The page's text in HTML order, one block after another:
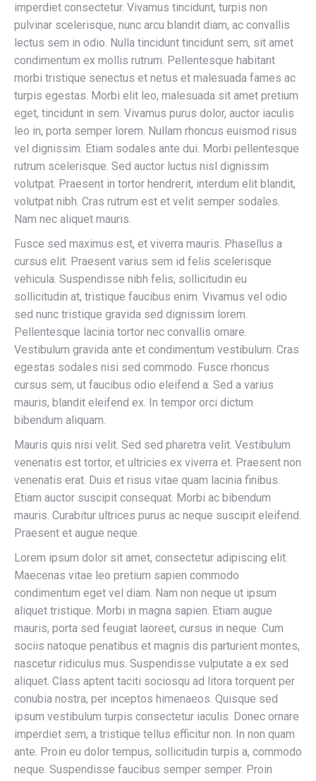
imperdiet consectetur. Vivamus tincidunt, turpis non
pulvinar scelerisque, nunc arcu blandit diam, ac convallis
lectus sem in odio. Nulla tincidunt tincidunt sem, sit amet
condimentum ex mollis rutrum. Pellentesque habitant
morbi tristique senectus et netus et malesuada fames ac
turpis egestas. Morbi elit leo, malesuada sit amet pretium
eget, tincidunt in sem. Vivamus purus dolor, auctor iaculis
leo in, porta semper lorem. Nullam rhoncus euismod risus
vel dignissim. Etiam sodales ante dui. Morbi pellentesque
rutrum scelerisque. Sed auctor luctus nisl dignissim
volutpat. Praesent in tortor hendrerit, interdum elit blandit,
volutpat nibh. Cras rutrum est et velit semper sodales.
Nam nec aliquet mauris.
Fusce sed maximus est, et viverra mauris. Phasellus a
cursus elit. Praesent varius sem id felis scelerisque
vehicula. Suspendisse nibh felis, sollicitudin eu
sollicitudin at, tristique faucibus enim. Vivamus vel odio
sed nunc tristique gravida sed dignissim lorem.
Pellentesque lacinia tortor nec convallis ornare.
Vestibulum gravida ante et condimentum vestibulum. Cras
egestas sodales nisi sed commodo. Fusce rhoncus
cursus sem, ut faucibus odio eleifend a. Sed a varius
mauris, blandit eleifend ex. In tempor orci dictum
bibendum aliquam.
Mauris quis nisi velit. Sed sed pharetra velit. Vestibulum
venenatis est tortor, et ultricies ex viverra et. Praesent non
venenatis erat. Duis et risus vitae quam lacinia finibus.
Etiam auctor suscipit consequat. Morbi ac bibendum
mauris. Curabitur ultrices purus ac neque suscipit eleifend.
Praesent et augue neque.
Lorem ipsum dolor sit amet, consectetur adipiscing elit.
Maecenas vitae leo pretium sapien commodo
condimentum eget vel diam. Nam non neque ut ipsum
aliquet tristique. Morbi in magna sapien. Etiam augue
mauris, porta sed feugiat laoreet, cursus in neque. Cum
sociis natoque penatibus et magnis dis parturient montes,
nascetur ridiculus mus. Suspendisse vulputate a ex sed
aliquet. Class aptent taciti sociosqu ad litora torquent per
conubia nostra, per inceptos himenaeos. Quisque sed
ipsum vestibulum turpis consectetur iaculis. Donec ornare
imperdiet sem, a tristique tellus efficitur non. In non quam
ante. Proin eu dolor tempus, sollicitudin turpis a, commodo
neque. Suspendisse faucibus semper semper. Proin